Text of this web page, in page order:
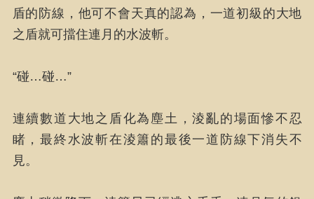
盾的防線，他可不會天真的認為，一道初級的大地
之盾就可擋住連月的水波斬。
“碰…碰…”
連續數道大地之盾化為塵土，淩亂的場面慘不忍
睹，最終水波斬在淩簫的最後一道防線下消失不
見。